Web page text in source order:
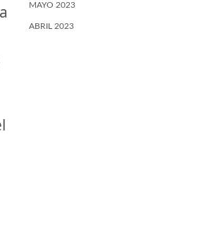
MAYO 2023
ABRIL 2023